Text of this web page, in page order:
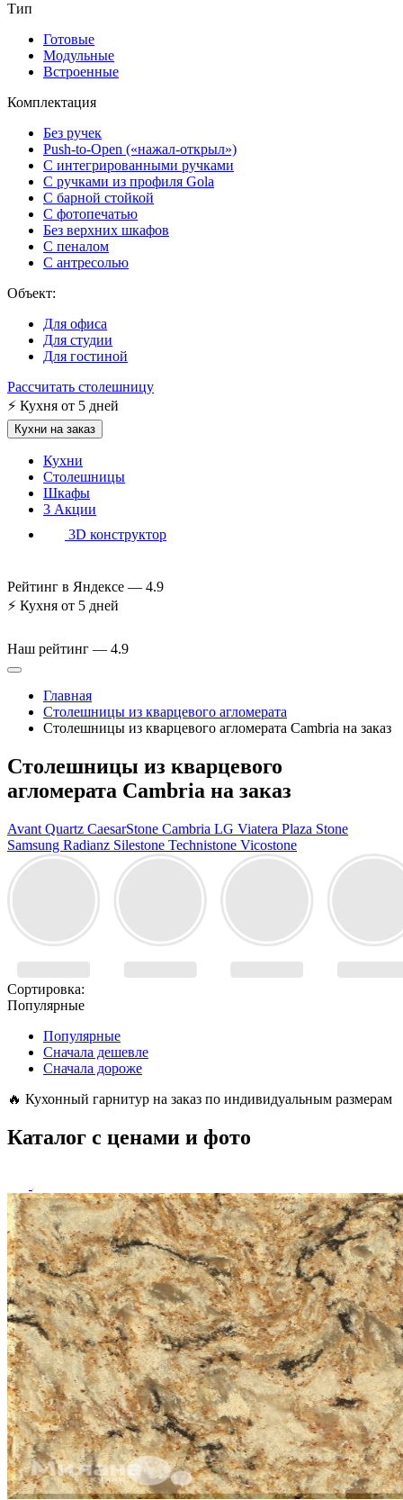
Тип
Готовые
Модульные
Встроенные
Комплектация
Без ручек
Push-to-Open («нажал-открыл»)
С интегрированными ручками
С ручками из профиля Gola
С барной стойкой
С фотопечатью
Без верхних шкафов
С пеналом
С антресолью
Объект:
Для офиса
Для студии
Для гостиной
Рассчитать столешницу
⚡ Кухня от 5 дней
Кухни на заказ
Кухни
Столешницы
Шкафы
3 Акции
3D конструктор
Рейтинг в Яндексе — 4.9
⚡ Кухня от 5 дней
Наш рейтинг — 4.9
Главная
Столешницы из кварцевого агломерата
Столешницы из кварцевого агломерата Cambria на заказ
Столешницы из кварцевого
агломерата Cambria на заказ
Avant Quartz CaesarStone Cambria LG Viatera Plaza Stone
Samsung Radianz Silestone Technistone Vicostone
Сортировка:
Популярные
Популярные
Сначала дешевле
Сначала дороже
🔥 Кухонный гарнитур на заказ по индивидуальным размерам
Каталог с ценами и фото